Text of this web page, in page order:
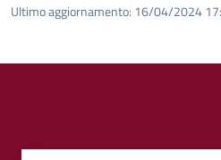
Ultimo aggiornamento: 16/04/2024